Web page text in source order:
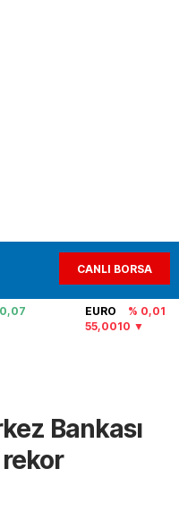
CANLI BORSA
EURO
% 0,01
55,0010
Bankası